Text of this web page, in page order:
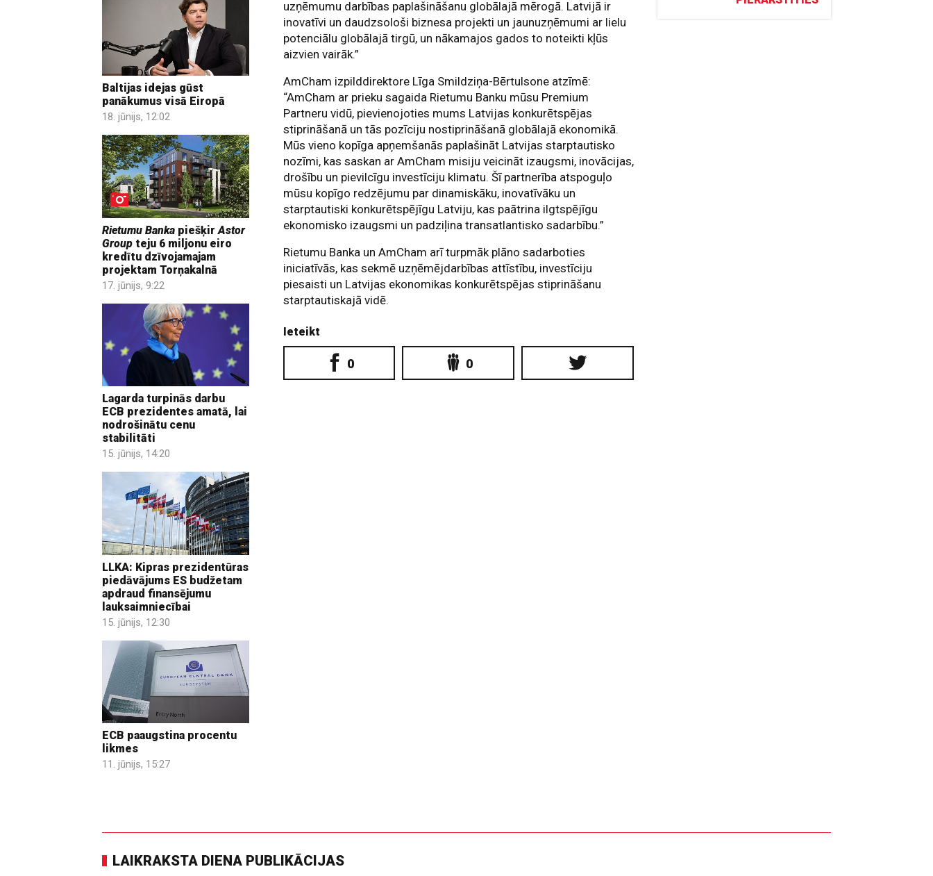
Baltijas idejas gūst
panākumus visā Eiropā
18. jūnijs, 12:02
Rietumu Banka piešķirAstor
Group teju 6 miljonu eiro
kredītu dzīvojamajam
projektam Torņakalnā
17. jūnijs, 9:22
Lagarda turpinās darbu
ECB prezidentes amatā, lai
nodrošinātu cenu
stabilitāti
15. jūnijs, 14:20
LLKA: Kipras prezidentūras
piedāvājums ES budžetam
apdraud finansējumu
lauksaimniecībai
15. jūnijs, 12:30
ECB paaugstina procentu
likmes
11. jūnijs, 15:27
uzņēmumu darbības paplašināšanu globālajā mērogā. Latvijā ir
inovatīvi un daudzsološi biznesa projekti un jaunuzņēmumi ar lielu
potenciālu globālajā tirgū, un nākamajos gados to noteikti kļūs
aizvien vairāk.”
AmCham izpilddirektore Līga Smildziņa-Bērtulsone atzīmē:
“AmCham ar prieku sagaida Rietumu Banku mūsu Premium
Partneru vidū, pievienojoties mums Latvijas konkurētspējas
stiprināšanā un tās pozīciju nostiprināšanā globālajā ekonomikā.
Mūs vieno kopīga apņemšanās paplašināt Latvijas starptautisko
nozīmi, kas saskan ar AmCham misiju veicināt izaugsmi, inovācijas,
drošību un pievilcīgu investīciju klimatu. Šī partnerība atspoguļo
mūsu kopīgo redzējumu par dinamiskāku, inovatīvāku un
starptautiski konkurētspējīgu Latviju, kas paātrina ilgtspējīgu
ekonomisko izaugsmi un padziļina transatlantisko sadarbību.”
Rietumu Banka un AmCham arī turpmāk plāno sadarboties
iniciatīvās, kas sekmē uzņēmējdarbības attīstību, investīciju
piesaisti un Latvijas ekonomikas konkurētspējas stiprināšanu
starptautiskajā vidē.
Ieteikt
0 0
LAIKRAKSTA DIENA PUBLIKĀCIJAS